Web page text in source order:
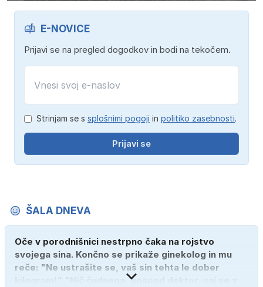
E-NOVICE
Prijavi se na pregled dogodkov in bodi na tekočem.
Strinjam se s splošnimi pogoji in politiko zasebnosti.
Prijavi se
ŠALA DNEVA
Oče v porodnišnici nestrpno čaka na rojstvo
svojega sina. Končno se prikaže ginekolog in mu
reče: "Ne ustrašite se, vaš sin tehta le dober
kilogram!" "Nič čudnega, gospod doktor, saj se z